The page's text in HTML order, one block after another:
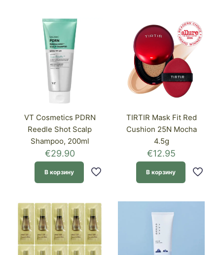
VT Cosmetics PDRN
Reedle Shot Scalp
Shampoo, 200ml
€29.90
В корзину
TIRTIR Mask Fit Red
Cushion 25N Mocha
4.5g
€12.95
В корзину